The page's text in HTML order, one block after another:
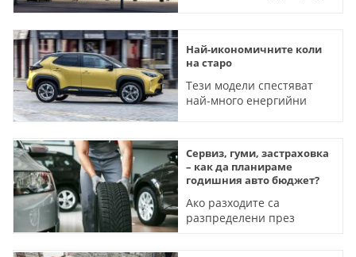
Най-икономичните коли
на старо
Тези модели спестяват
най-много енергийни
Сервиз, гуми, застраховка
– как да планираме
годишния авто бюджет?
Ако разходите са
разпределени през